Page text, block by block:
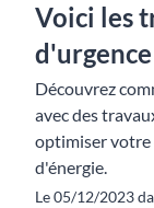
Voici les
d'urgence
Découvrez
avec des
optimiser votre
d'énergie.
Le 05/12/2023